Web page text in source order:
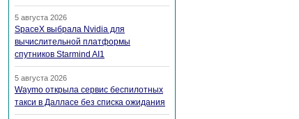
5 августа 2026
SpaceX выбрала Nvidia для
вычислительной платформы
спутников Starmind AI1
5 августа 2026
Waymo открыла сервис беспилотных
такси в Далласе без списка ожидания